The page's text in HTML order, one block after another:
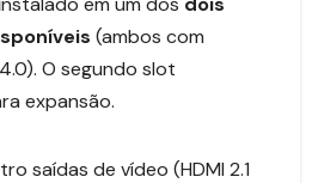
(ambos com
O segundo slot
expansão.
saídas de vídeo (HDMI 2.1